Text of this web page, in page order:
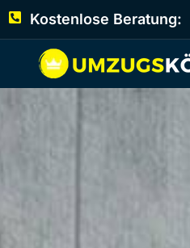
Kostenlose Beratung: